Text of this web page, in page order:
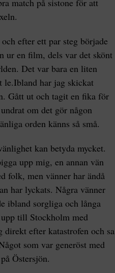
match på sistone för att
efter ett par steg började
ur en film, dels var det skönt
Det var bara en liten
le.Ibland har jag skickat
Gått ut och tagit en fika för
om det gör någon
orden känns så små.
kan betyda mycket.
upp mig, en annan vän
folk, men vänner har ändå
har lyckats. Några vänner
ibland sorgliga och långa
till Stockholm med
direkt efter katastrofen och sa
som var generöst med
Östersjön.